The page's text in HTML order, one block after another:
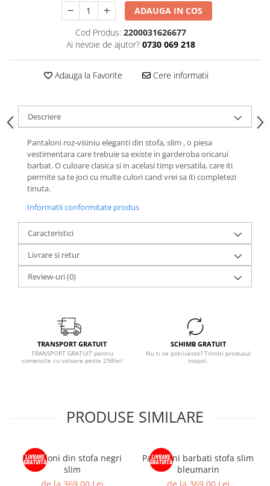
ADAUGA IN COS
Cod Produs: 2200031626677
Ai nevoie de ajutor? 0730 069 218
Adauga la Favorite Cere informatii
Descriere
Pantaloni roz-visiniu eleganti din stofa, slim , o piesa
vestimentara care trebuie sa existe in garderoba oricarui
barbat. O culoare clasica si in acelasi timp versatila, care iti
permite sa te joci cu multe culori cand vrei sa iti completezi
tinuta.
Informatii conformitate produs
Caracteristici
Livrare si retur
Review-uri(0)
TRANSPORT GRATUIT
TRANSPORT GRATUIT pentru
comenzile cu valoare peste 298lei!
SCHIMB GRATUIT
Nu ti se potriveste? Trimiti produsul
inapoi.
PRODUSE SIMILARE
Pantaloni din stofa negri
slim
de la 369,00 Lei
Pantaloni barbati stofa slim
bleumarin
de la 369,00 Lei